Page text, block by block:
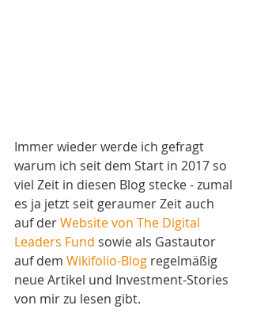
Immer wieder werde ich gefragt
warum ich seit dem Start in 2017 so
viel Zeit in diesen Blog stecke - zumal
es ja jetzt seit geraumer Zeit auch
auf der Website von The Digital
Leaders Fund sowie als Gastautor
auf dem Wikifolio-Blog regelmäßig
neue Artikel und Investment-Stories
von mir zu lesen gibt.